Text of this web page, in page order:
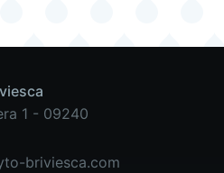
1 - 09240
briviesca.com